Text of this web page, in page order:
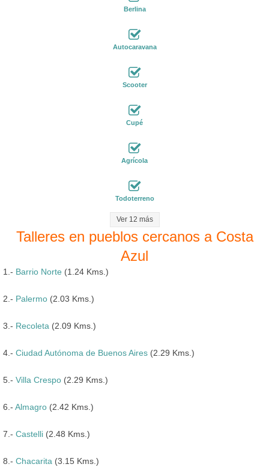
Berlina
Autocaravana
Scooter
Cupé
Agrícola
Todoterreno
Ver 12 más
Talleres en pueblos cercanos a Costa
Azul
1.- Barrio Norte (1.24 Kms.)
2.- Palermo (2.03 Kms.)
3.- Recoleta (2.09 Kms.)
4.- Ciudad Autónoma de Buenos Aires (2.29 Kms.)
5.- Villa Crespo (2.29 Kms.)
6.- Almagro (2.42 Kms.)
7.- Castelli (2.48 Kms.)
8.- Chacarita (3.15 Kms.)